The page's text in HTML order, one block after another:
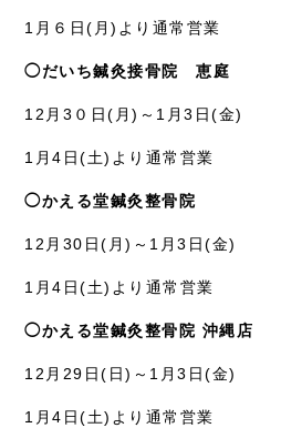
1月６日(月)より通常営業
◯だいち鍼灸接骨院 恵庭
12月3０日(月)～1月3日(金)
1月4日(土)より通常営業
◯かえる堂鍼灸整骨院
12月30日(月)～1月3日(金)
1月4日(土)より通常営業
◯かえる堂鍼灸整骨院 沖縄店
12月29日(日)～1月3日(金)
1月4日(土)より通常営業